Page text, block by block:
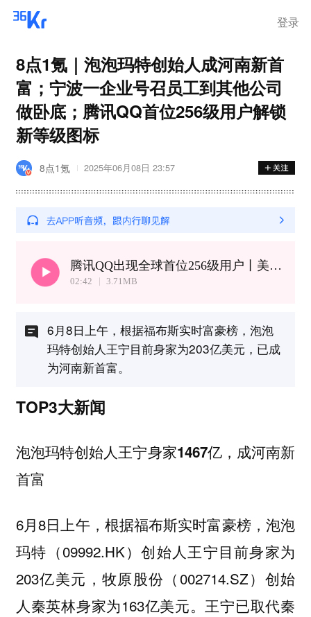
登录
8点1氪｜泡泡玛特创始人成河南新首
富；宁波一企业号召员工到其他公司
做卧底；腾讯QQ首位256级用户解锁
新等级图标
8点1氪 2025年06月08日 23:57
腾讯QQ出现全球首位256级用户丨美国恢复处理哈佛大学国际学生签证
02:42 3.71MB
6月8日上午，根据福布斯实时富豪榜，泡泡
玛特创始人王宁目前身家为203亿美元，已成
为河南新首富。
TOP3大新闻
泡泡玛特创始人王宁身家1467亿，成河南新
首富
6月8日上午，根据福布斯实时富豪榜，泡泡
玛特（09992.HK）创始人王宁目前身家为
203亿美元，牧原股份（002714.SZ）创始
人秦英林身家为163亿美元。王宁已取代秦